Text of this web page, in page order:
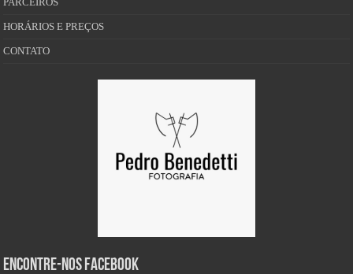
HORÁRIOS E PREÇOS
CONTATO
Encontre-nos Facebook